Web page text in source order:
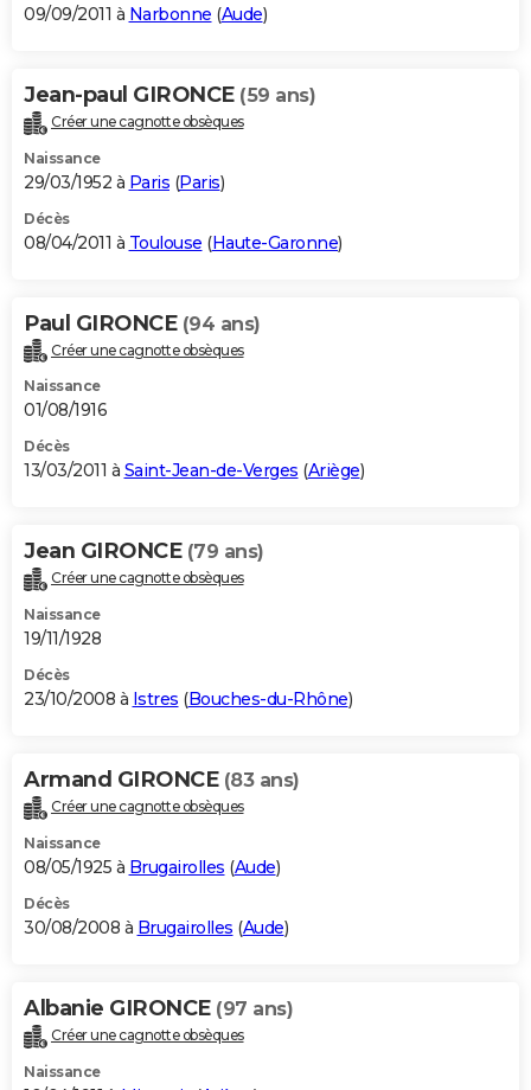
09/09/2011 à Narbonne (Aude)
Jean-paul GIRONCE (59 ans)
Créer une cagnotte obsèques
Naissance
29/03/1952 à Paris (Paris)
Décès
08/04/2011 à Toulouse (Haute-Garonne)
Paul GIRONCE (94 ans)
Créer une cagnotte obsèques
Naissance
01/08/1916
Décès
13/03/2011 à Saint-Jean-de-Verges (Ariège)
Jean GIRONCE (79 ans)
Créer une cagnotte obsèques
Naissance
19/11/1928
Décès
23/10/2008 à Istres (Bouches-du-Rhône)
Armand GIRONCE (83 ans)
Créer une cagnotte obsèques
Naissance
08/05/1925 à Brugairolles (Aude)
Décès
30/08/2008 à Brugairolles (Aude)
Albanie GIRONCE (97 ans)
Créer une cagnotte obsèques
Naissance